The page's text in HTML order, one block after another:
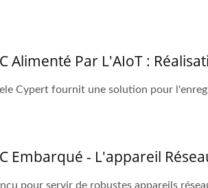
Alimenté Par L'AIoT :
Cypert fournit une solution pour
Embarqué - L'appareil
pour servir de robustes appareils